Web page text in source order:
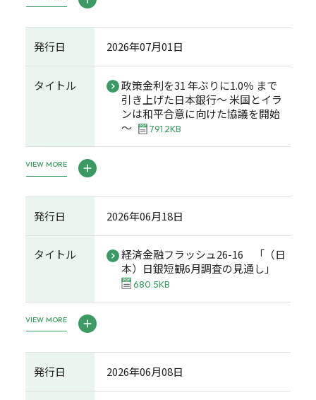
発行日 2026年07月01日
タイトル
政策金利を31 年ぶりに1.0％ まで
引き上げた日本銀行～ 米国とイラ
ンは和平合意に向けた協議を開始
～
791.2KB
VIEW MORE
発行日 2026年06月18日
タイトル
経済金融フラッシュ26-16 「（日
本）日銀短観6月調査の見通し」
680.5KB
VIEW MORE
発行日 2026年06月08日